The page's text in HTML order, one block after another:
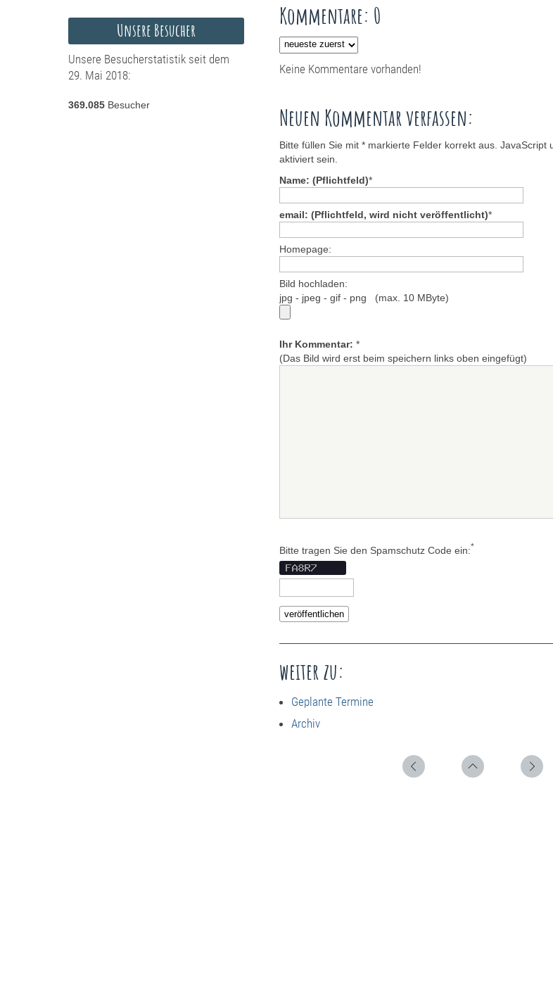
Kommentare: 0
Keine Kommentare vorhanden!
Neuen Kommentar verfassen:
Bitte füllen Sie mit * markierte Felder korrekt aus. JavaScript
aktiviert sein.
Name: (Pflichtfeld)*
email: (Pflichtfeld, wird nicht veröffentlicht)*
Homepage:
Bild hochladen:
jpg - jpeg - gif - png (max. 10 MByte)
Ihr Kommentar: *
(Das Bild wird erst beim speichern links oben eingefügt)
Bitte tragen Sie den Spamschutz Code ein:*
weiter zu:
Geplante Termine
Archiv
Unsere Besucher
Unsere Besucherstatistik seit dem
29. Mai 2018:
369.085 Besucher